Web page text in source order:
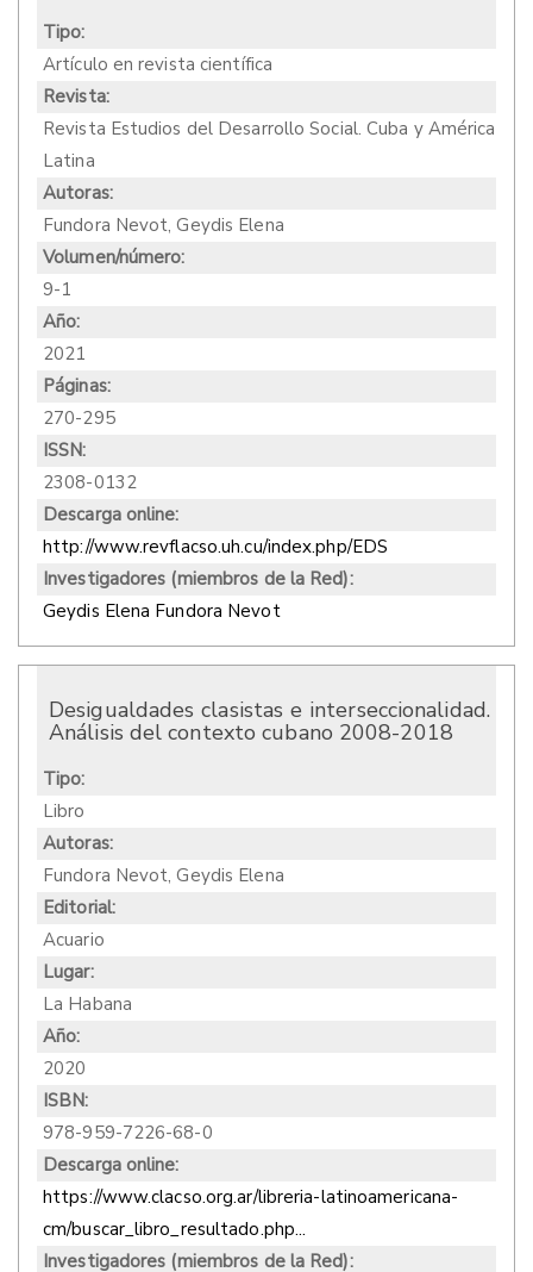
Tipo:
Artículo en revista científica
Revista:
Revista Estudios del Desarrollo Social. Cuba y América
Latina
Autoras:
Fundora Nevot, Geydis Elena
Volumen/número:
9-1
Año:
2021
Páginas:
270-295
ISSN:
2308-0132
Descarga online:
http://www.revflacso.uh.cu/index.php/EDS
Investigadores (miembros de la Red):
Geydis Elena Fundora Nevot
Desigualdades clasistas e interseccionalidad.
Análisis del contexto cubano 2008-2018
Tipo:
Libro
Autoras:
Fundora Nevot, Geydis Elena
Editorial:
Acuario
Lugar:
La Habana
Año:
2020
ISBN:
978-959-7226-68-0
Descarga online:
https://www.clacso.org.ar/libreria-latinoamericana-
cm/buscar_libro_resultado.php...
Investigadores (miembros de la Red):